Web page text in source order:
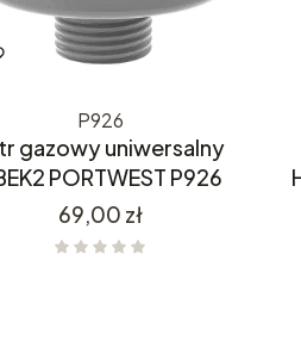
P926
gazowy uniwersalny
PORTWEST P926
Cena
69,00 zł